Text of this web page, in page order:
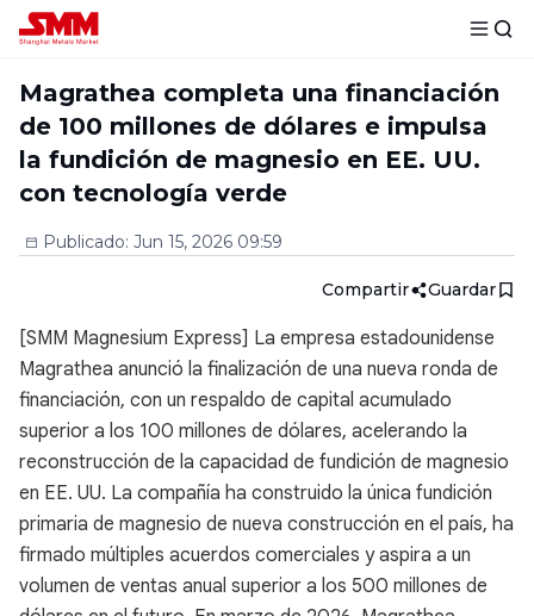
Magrathea completa una financiación
de 100 millones de dólares e impulsa
la fundición de magnesio en EE. UU.
con tecnología verde
Publicado: Jun 15, 2026 09:59
Compartir Guardar
[SMM Magnesium Express] La empresa estadounidense
Magrathea anunció la finalización de una nueva ronda de
financiación, con un respaldo de capital acumulado
superior a los 100 millones de dólares, acelerando la
reconstrucción de la capacidad de fundición de magnesio
en EE. UU. La compañía ha construido la única fundición
primaria de magnesio de nueva construcción en el país, ha
firmado múltiples acuerdos comerciales y aspira a un
volumen de ventas anual superior a los 500 millones de